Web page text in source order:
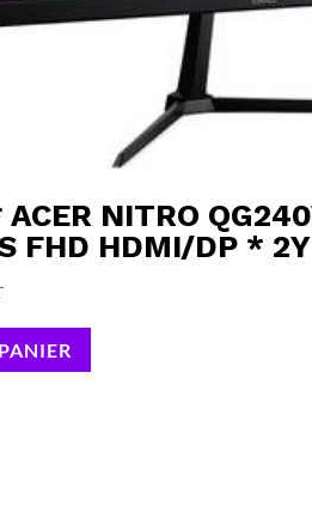
NITRO
FHD HDMI/DP * 2Y